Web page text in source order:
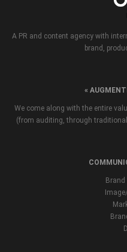
A PR and content agency with
brand,
«
We come along with the entire
(from auditing, through